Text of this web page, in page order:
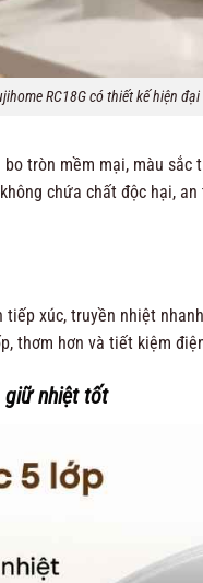
RC18G có thiết kế hiện đại
tròn mềm mại, màu sắc
chứa chất độc hại,
xúc, truyền nhiệt
thơm hơn và tiết kiệm
giữ nhiệt tốt